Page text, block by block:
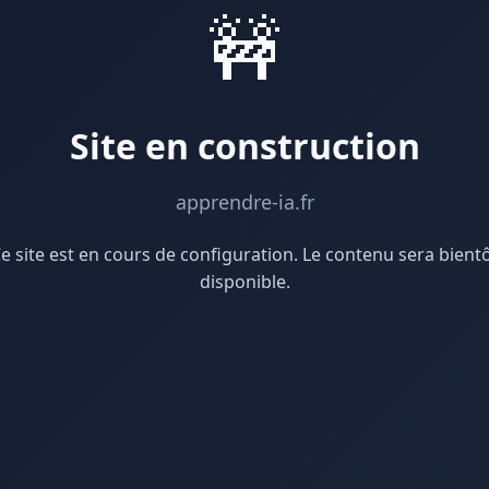
🚧
Site en construction
apprendre-ia.fr
site est en cours de configuration. Le contenu sera
disponible.